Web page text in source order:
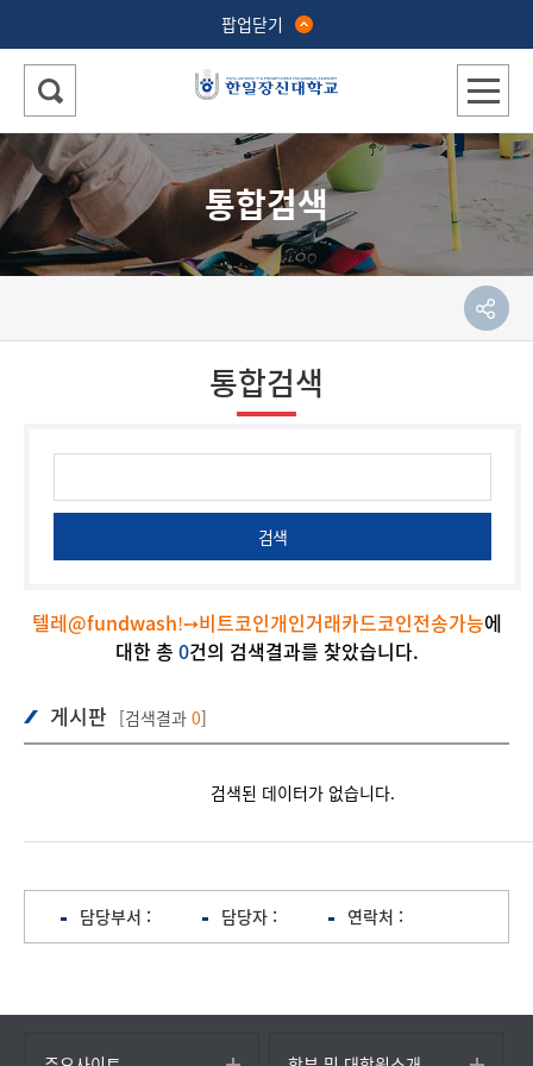
팝업닫기
통합검색
통합검색
검색
텔레@fundwashǃ➙비트코인개인거래카드코인전송가능에
대한 총 0건의 검색결과를 찾았습니다.
게시판 [검색결과 0]
검색된 데이터가 없습니다.
담당부서 : 담당자 : 연락처 :